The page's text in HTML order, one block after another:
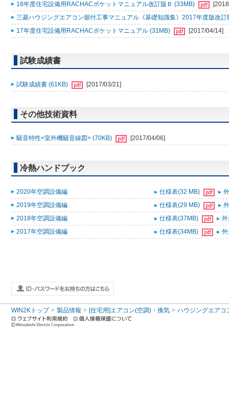
18年度住宅設備用RACHACポケットマニュアル改訂版Ｂ (33MB)
三菱ハウジングエアコン据付工事マニュアル《基礎知識集》2017年度版改
17年度住宅設備用RACHACポケットマニュアル (31MB)
[2017/04/14]
試験成績書
試験成績書 (61KB) [2017/03/21]
その他技術資料
騒音特性<室外機騒音線図> (70KB) [2017/04/06]
冷熱ハンドブック
2020年空調設備編 仕様表(32 MB)
2019年空調設備編
仕様表(29 MB)
2018年空調設備編
仕様表(37MB)
2017年空調設備編
仕様表(34MB)
WIN2Kトップ 製品情報 [住宅用]エアコン(空調)・換気 ハウジングエアコ